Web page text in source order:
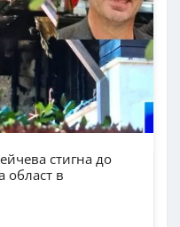
стигна до
област в